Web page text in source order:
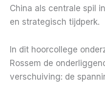
€ 12,00.
China als centrale spil
en strategisch tijdperk.
In dit hoorcollege
Rossem de
verschuiving: de